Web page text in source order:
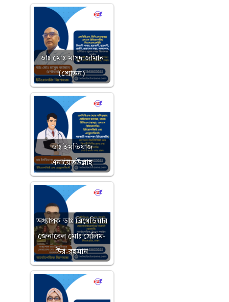
ডাঃ মোঃ মাসুদ জামান
(শোভন)
ডাঃ ইমতিয়াজ
এনায়েতউল্লাহ্
অধ্যাপক ডাঃ ব্রিগেডিয়ার
জেনারেল মোঃ সেলিম-
উর-রহমান